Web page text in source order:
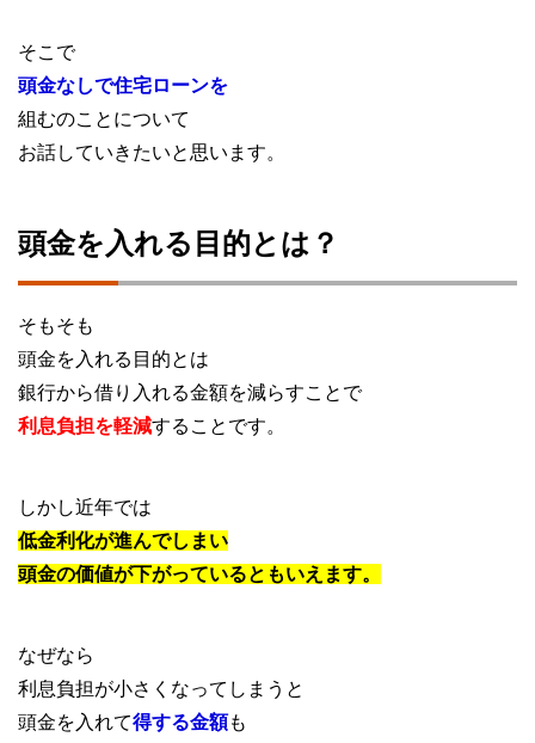
そこで
頭金なしで住宅ローンを
組むのことについて
お話していきたいと思います。
頭金を入れる目的とは？
そもそも
頭金を入れる目的とは
銀行から借り入れる金額を減らすことで
利息負担を軽減することです。
しかし近年では
低金利化が進んでしまい
頭金の価値が下がっているともいえます。
なぜなら
利息負担が小さくなってしまうと
頭金を入れて得する金額も